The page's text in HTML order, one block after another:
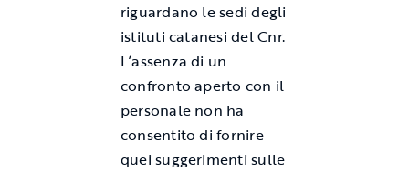
riguardano le sedi degli
istituti catanesi del Cnr.
L’assenza di un
confronto aperto con il
personale non ha
consentito di fornire
quei suggerimenti sulle